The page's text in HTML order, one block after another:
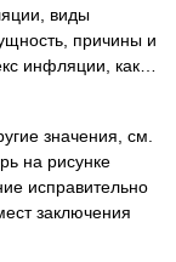
виды
причины и
инфляции, как…
значения, см.
на рисунке
исправительно
заключения